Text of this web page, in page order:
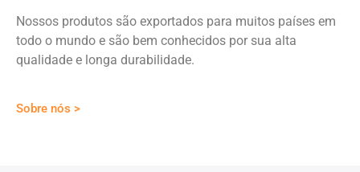
Nossos produtos são exportados para muitos países em
todo o mundo e são bem conhecidos por sua alta
qualidade e longa durabilidade.
Sobre nós >